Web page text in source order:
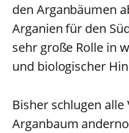
den Arganbäumen
Arganien für den
sehr große Rolle in
und biologischer
Bisher schlugen
Arganbaum